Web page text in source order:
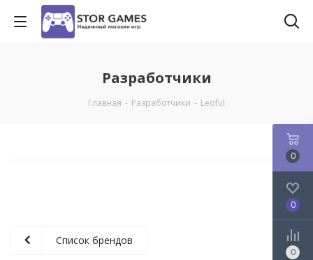
Разработчики
Главная - Разработчики - Leoful
Список брендов
0
0
0